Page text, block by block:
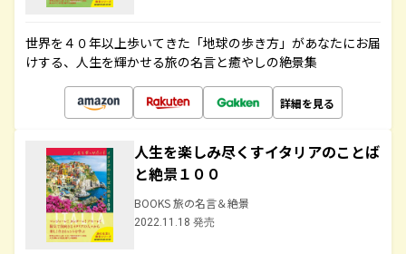
世界を４０年以上歩いてきた「地球の歩き方」があなたにお届
けする、人生を輝かせる旅の名言と癒やしの絶景集
詳細を見る
人生を楽しみ尽くすイタリアのことば
と絶景１００
BOOKS 旅の名言＆絶景
2022.11.18 発売